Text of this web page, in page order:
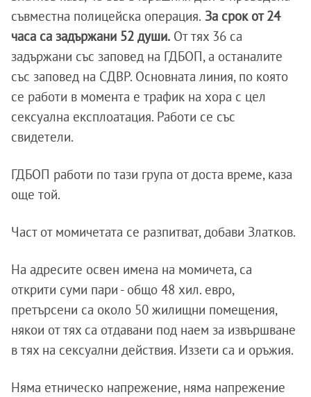
съвместна полицейска операция. За срок от 24
часа са задържани 52 души. От тях 36 са
задържани със заповед на ГДБОП, а останалите
със заповед на СДВР. Основната линия, по която
се работи в момента е трафик на хора с цел
сексуална експлоатация. Работи се със
свидетели.
ГДБОП работи по тази група от доста време, каза
още той.
Част от момичетата се разпитват, добави Златков.
На адресите освен имена на момичета, са
открити суми пари - общо 48 хил. евро,
претърсени са около 50 жилищни помещения,
някои от тях са отдавани под наем за извършване
в тях на сексуални действия. Иззети са и оръжия.
Няма етническо напрежение, няма напрежение